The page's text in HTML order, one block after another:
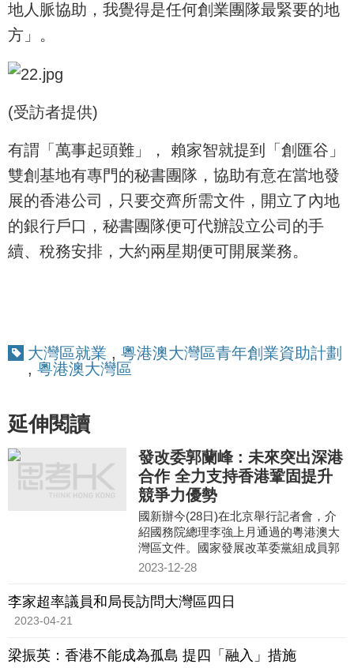
地人脈協助，我覺得是任何創業團隊最緊要的地
方」。
(受訪者提供)
有謂「萬事起頭難」， 賴家智就提到「創匯谷」
雙創基地有專門的秘書團隊，協助有意在當地發
展的香港公司，只要交齊所需文件，開立了內地
的銀行戶口，秘書團隊便可代辦設立公司的手
續、稅務安排，大約兩星期便可開展業務。
大灣區就業 , 粵港澳大灣區青年創業資助計劃
, 粵港澳大灣區
延伸閱讀
發改委郭蘭峰 : 未來突出深港
合作 全力支持香港鞏固提升
競爭力優勢
國新辦今(28日)在北京舉行記者會，介
紹國務院總理李強上月通過的粵港澳大
灣區文件。國家發展改革委黨組成員郭
蘭峰表示，今次通過的文件與之前出台
2023-12-28
李家超率議員和局長訪問大灣區四日
2023-04-21
梁振英：香港不能成為孤島 提四「融入」措施